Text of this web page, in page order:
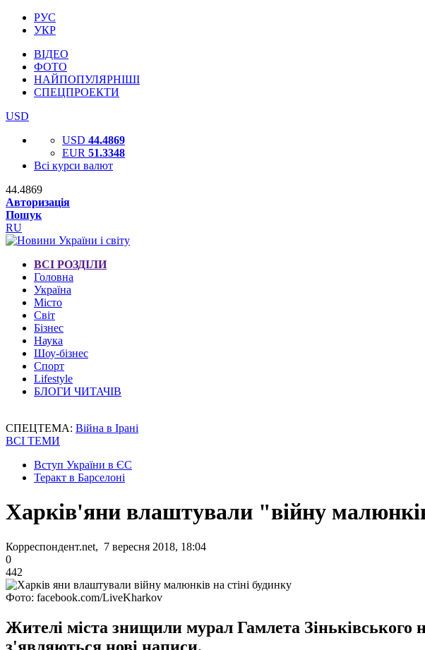
РУС
УКР
ВІДЕО
ФОТО
НАЙПОПУЛЯРНІШІ
СПЕЦПРОЕКТИ
USD
USD 44.4869
EUR 51.3348
Всі курси валют
44.4869
Авторизація
Пошук
RU
ВСІ РОЗДІЛИ
Головна
Україна
Місто
Світ
Бізнес
Наука
Шоу-бізнес
Спорт
Lifestyle
БЛОГИ ЧИТАЧІВ
СПЕЦТЕМА: Війна в Ірані
ВСІ ТЕМИ
Вступ України в ЄС
Теракт в Барселоні
Харків'яни влаштували "війну
Корреспондент.net, 7 вересня 2018, 18:04
0
442
Фото: facebook.com/LiveKharkov
Жителі міста знищили мурал Гамлета Зіньківського
з'являються нові написи.